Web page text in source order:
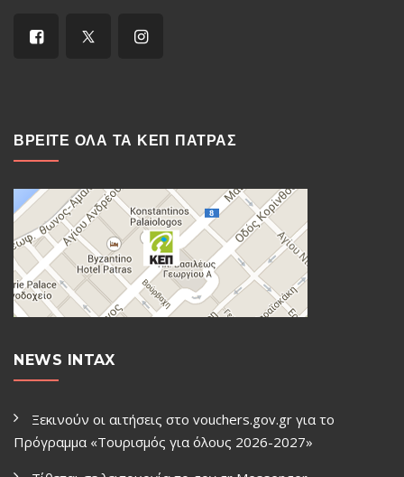
ΒΡΕΙΤΕ ΟΛΑ ΤΑ ΚΕΠ ΠΑΤΡΑΣ
NEWS INTAX
Ξεκινούν οι αιτήσεις στο vouchers.gov.gr για το
Πρόγραμμα «Τουρισμός για όλους 2026-2027»